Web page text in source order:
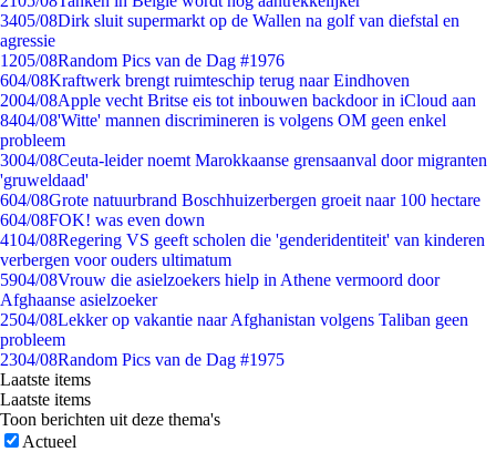
3405/08Dirk sluit supermarkt op de Wallen na golf van diefstal en
agressie
1205/08Random Pics van de Dag #1976
604/08Kraftwerk brengt ruimteschip terug naar Eindhoven
2004/08Apple vecht Britse eis tot inbouwen backdoor in iCloud aan
8404/08'Witte' mannen discrimineren is volgens OM geen enkel
probleem
3004/08Ceuta-leider noemt Marokkaanse grensaanval door migranten
'gruweldaad'
604/08Grote natuurbrand Boschhuizerbergen groeit naar 100 hectare
604/08FOK! was even down
4104/08Regering VS geeft scholen die 'genderidentiteit' van kinderen
verbergen voor ouders ultimatum
5904/08Vrouw die asielzoekers hielp in Athene vermoord door
Afghaanse asielzoeker
2504/08Lekker op vakantie naar Afghanistan volgens Taliban geen
probleem
2304/08Random Pics van de Dag #1975
Laatste items
Laatste items
Toon berichten uit deze thema's
Actueel